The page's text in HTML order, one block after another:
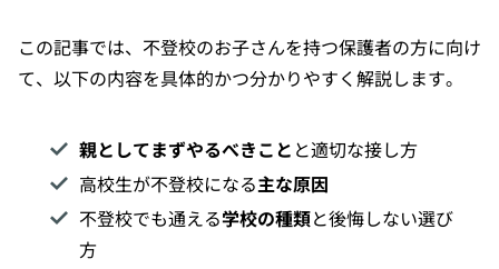
この記事では、不登校のお子さんを持つ保護者の方に向け
て、以下の内容を具体的かつ分かりやすく解説します。
親としてまずやるべきこと と適切な接し方
高校生が不登校になる主な原因
不登校でも通える学校の種類と後悔しない選び
方